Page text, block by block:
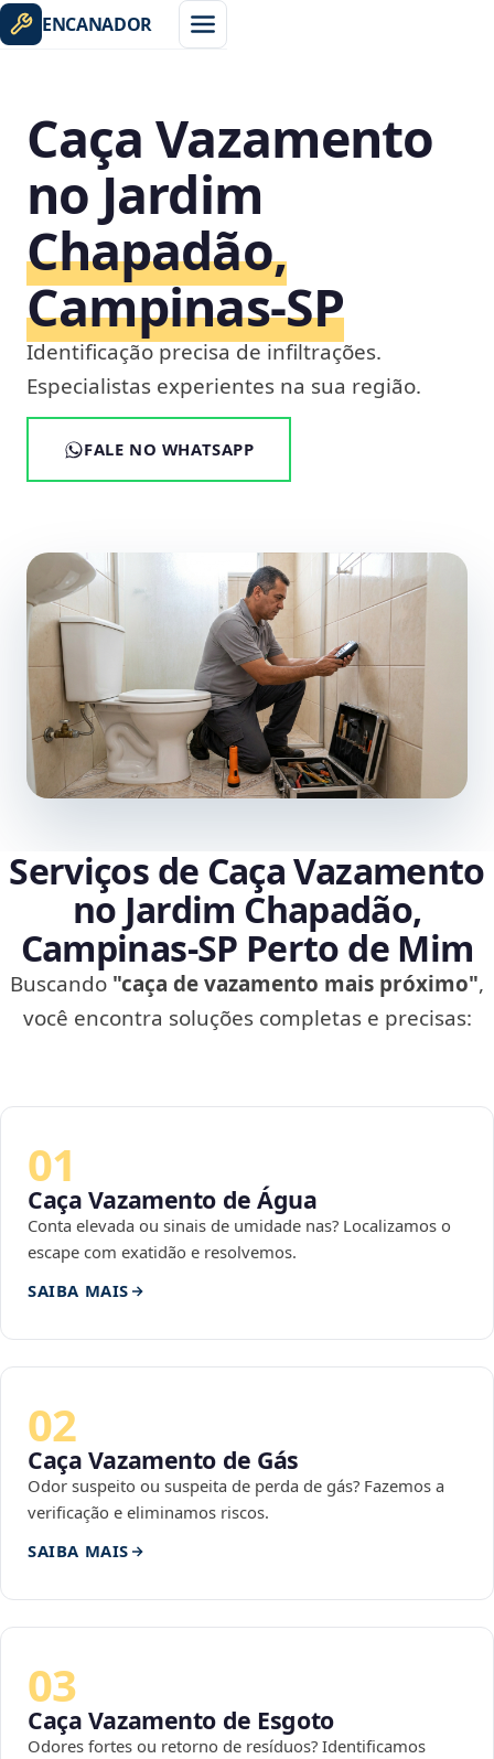
ENCANADOR
Caça Vazamento
no Jardim
Chapadão,
Campinas‑SP
Identificação precisa de infiltrações.
Especialistas experientes na sua região.
FALE NO WHATSAPP
Serviços de Caça Vazamento
no Jardim Chapadão,
Campinas‑SP Perto de Mim
Buscando "caça de vazamento mais próximo",
você encontra soluções completas e precisas:
01
Caça Vazamento de Água
Conta elevada ou sinais de umidade nas? Localizamos o
escape com exatidão e resolvemos.
SAIBA MAIS
02
Caça Vazamento de Gás
Odor suspeito ou suspeita de perda de gás? Fazemos a
verificação e eliminamos riscos.
SAIBA MAIS
03
Caça Vazamento de Esgoto
Odores fortes ou retorno de resíduos? Identificamos